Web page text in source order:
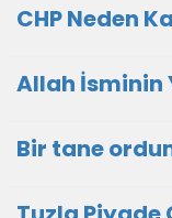
CHP Neden
Allah İsminin
Bir tane